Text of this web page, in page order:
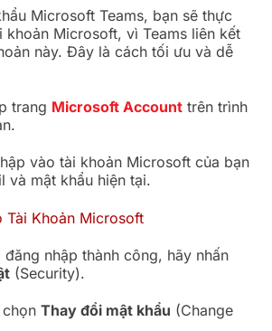
Microsoft Teams, bạn sẽ thực
khoản Microsoft, vì Teams liên kết
này. Đây là cách tối ưu và dễ
trang Microsoft Account trên trình
vào tài khoản Microsoft của bạn
và mật khẩu hiện tại.
đăng nhập thành công, hãy nhấn
(Security).
Thay đổi mật khẩu (Change